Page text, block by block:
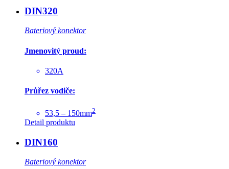
DIN320
Bateriový konektor
Jmenovitý proud:
320A
Průřez vodiče:
53,5 – 150mm2
Detail produktu
DIN160
Bateriový konektor